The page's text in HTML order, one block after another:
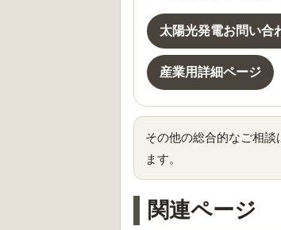
太陽光発電お問い合
産業用詳細ページ
その他の総合的なご相
ます。
関連ページ